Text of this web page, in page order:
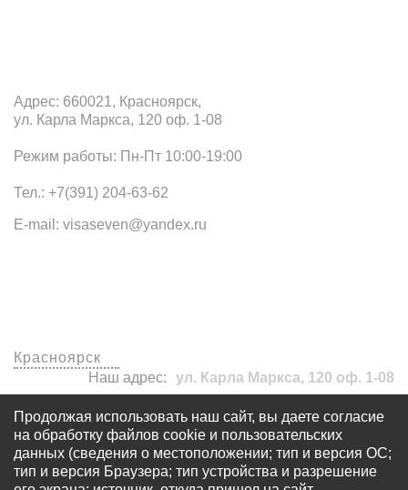
Адрес: 660021, Красноярск,
ул. Карла Маркса, 120 оф. 1-08
Режим работы: Пн-Пт 10:00-19:00
Тел.: +7(391) 204-63-62
E-mail: visaseven@yandex.ru
Красноярск
Наш адрес:
ул. Карла Маркса, 120 оф. 1-08
visaseven@yandex.ru
+7 (391) 204-63-62
Продолжая использовать наш сайт, вы даете согласие
на обработку файлов cookie и пользовательских
данных (сведения о местоположении; тип и версия ОС;
тип и версия Браузера; тип устройства и разрешение